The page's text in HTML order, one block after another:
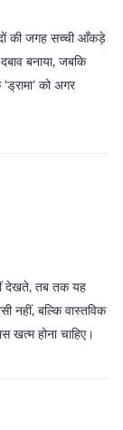
की जगह सच्ची आँकड़े
बनाया, जबकि
को अगर
देखते, तब तक यह
नहीं, बल्कि वास्तविक
खत्म होना चाहिए।